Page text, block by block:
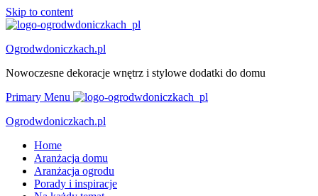
Skip to content
Ogrodwdoniczkach.pl
Nowoczesne dekoracje wnętrz i stylowe dodatki do domu
Primary Menu
Ogrodwdoniczkach.pl
Home
Aranżacja domu
Aranżacja ogrodu
Porady i inspiracje